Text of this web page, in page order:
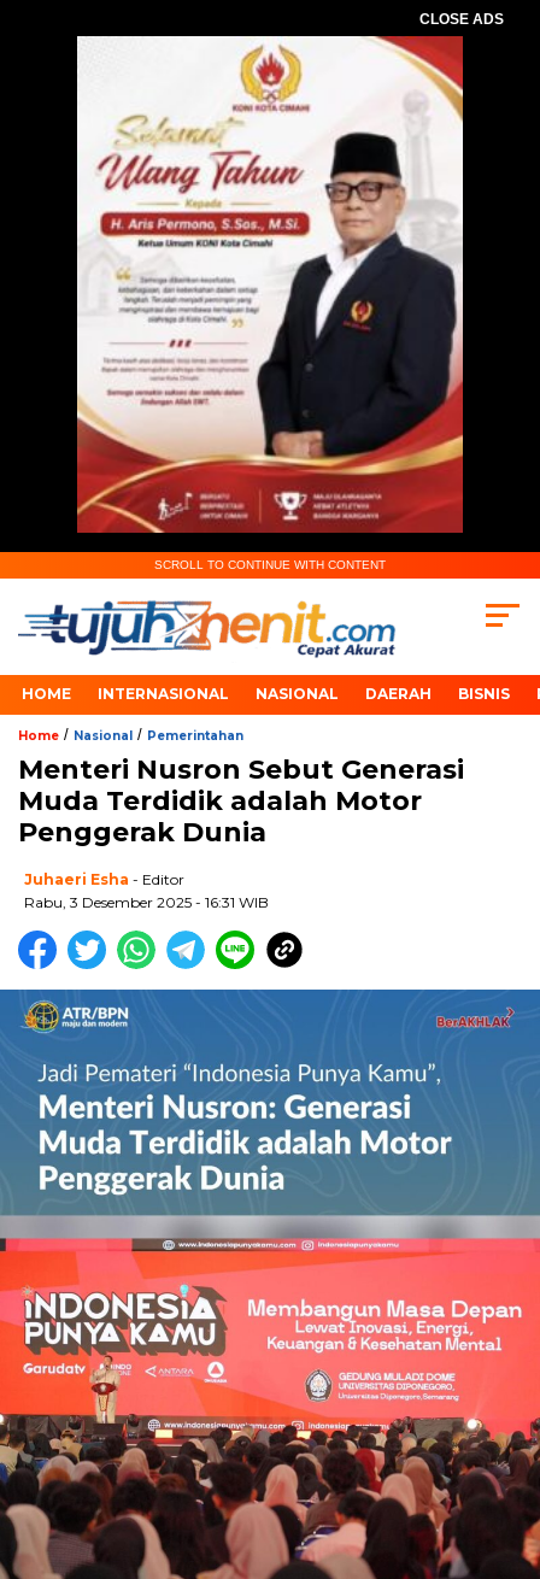
CLOSE ADS
SCROLL TO CONTINUE WITH CONTENT
HOME INTERNASIONAL NASIONAL DAERAH BISNIS
Home / Nasional / Pemerintahan
Menteri Nusron Sebut Generasi
Muda Terdidik adalah Motor
Penggerak Dunia
Juhaeri Esha - Editor
Rabu, 3 Desember 2025 - 16:31 WIB